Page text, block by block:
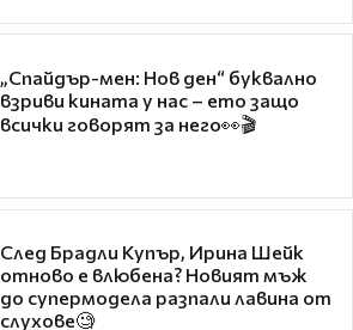
„Спайдър-мен: Нов ден“ буквално
взриви кината у нас – ето защо
всички говорят за него👀🎬
След Брадли Купър, Ирина Шейк
отново е влюбена? Новият мъж
до супермодела разпали лавина от
слухове🧐